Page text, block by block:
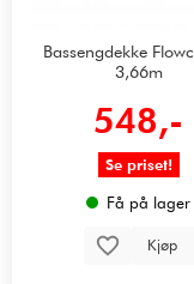
Bassengdekke
3,66m
548,-
Se priset!
Få på lager
Kjøp